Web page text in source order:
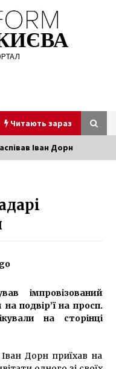
Читають зараз
«Феофанія» для всіх
новий
загинули на війні
Іван Дорн
імпровізований
подвір’ї на просп.
на сторінці
Дорн приїхав на